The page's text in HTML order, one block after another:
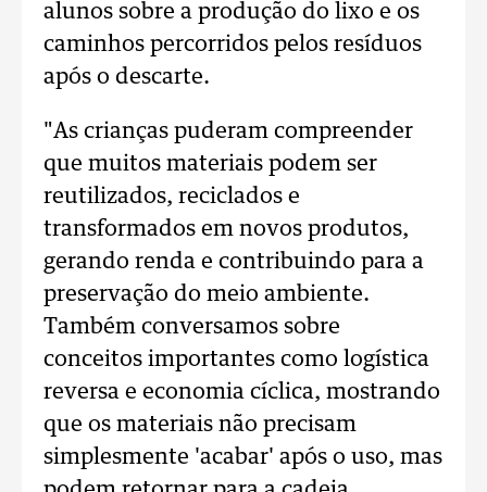
alunos sobre a produção do lixo e os
caminhos percorridos pelos resíduos
após o descarte.
"As crianças puderam compreender
que muitos materiais podem ser
reutilizados, reciclados e
transformados em novos produtos,
gerando renda e contribuindo para a
preservação do meio ambiente.
Também conversamos sobre
conceitos importantes como logística
reversa e economia cíclica, mostrando
que os materiais não precisam
simplesmente 'acabar' após o uso, mas